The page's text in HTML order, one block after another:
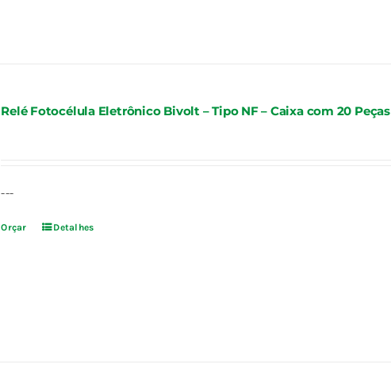
Relé Fotocélula Eletrônico Bivolt – Tipo NF – Caixa com 20 Peças
---
Orçar Detalhes